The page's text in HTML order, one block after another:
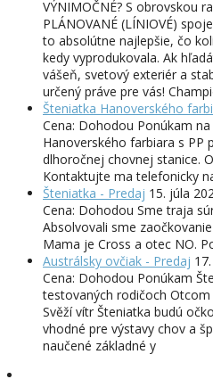
VÝNIMOČNÉ? S obrovskou
PLÁNOVANÉ (LÍNIOVÉ)
to absolútne najlepšie, čo
kedy vyprodukovala. Ak
vášeň, svetový exteriér a
určený práve pre vás!
Šteniatka Hanoverského
Cena: Dohodou Ponúkam
Hanoverského farbiara s PP
dlhoročnej chovnej stanice.
Kontaktujte ma telefonicky
Šteniatka - Predaj 15. júla
Cena: Dohodou Sme traja
Absolvovali sme
Mama je Cross a otec NO.
Austrálsky ovčiak - Predaj
Cena: Dohodou Ponúkam
testovaných rodičoch
Svěží vítr Šteniatka budú
vhodné pre výstavy chov a
naučené základné y